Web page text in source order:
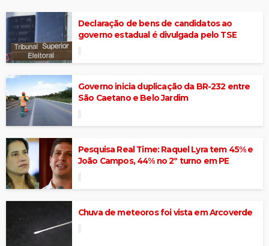
Declaração de bens de candidatos ao
governo estadual é divulgada pelo TSE
Governo inicia duplicação da BR-232 entre
São Caetano e Belo Jardim
Pesquisa Real Time: Raquel Lyra tem 45% e
João Campos, 44% no 2º turno em PE
Chuva de meteoros foi vista em Arcoverde